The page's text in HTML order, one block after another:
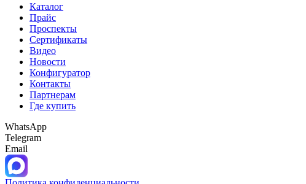
Каталог
Прайс
Проспекты
Сертификаты
Видео
Новости
Конфигуратор
Контакты
Партнерам
Где купить
WhatsApp
Telegram
Email